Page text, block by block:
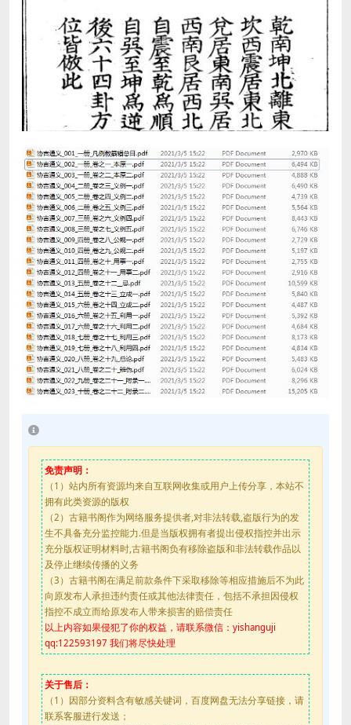
免责声明：
（1）站内所有资源均来自互联网收集或用户上传分享，本站不
拥有此类资源的版权
（2）古籍书阁作为网络服务提供者,对非法转载,盗版行为的发
生不具备充分监控能力.但是当版权拥有者提出侵权指控并出示
充分版权证明材料时,古籍书阁负有移除盗版和非法转载作品以
及停止继续传播的义务
（3）古籍书阁在满足前款条件下采取移除等相应措施后不为此
向原发布人承担违约责任或其他法律责任，包括不承担因侵权
指控不成立而给原发布人带来损害的赔偿责任
以上内容如果侵犯了你的权益，请联系微信：yishanguji
qq:122593197 我们将尽快处理
关于售后：
（1）因部分资料含有敏感关键词，百度网盘无法分享链接，请
联系客服进行发送；